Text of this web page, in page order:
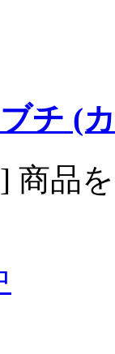
チ (
商品